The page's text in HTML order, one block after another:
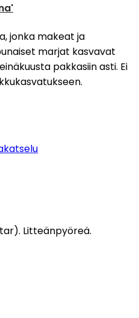
jonka makeat ja
marjat kasvavat
pakkasiin asti. Ei
Litteänpyöreä.